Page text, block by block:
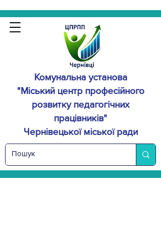
Комунальна установа
"Міський центр професійного
розвитку педагогічних
працівників"
Чернівецької міської ради